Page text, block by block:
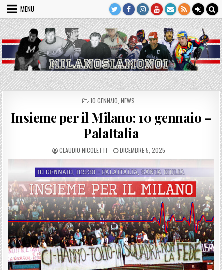
Skip
content
MENU
POSTED
10 GENNAIO NEWS
Insieme per il Milano: 10 gennaio –
PalaItalia
AUTHOR:
CLAUDIO NICOLETTI
PUBLISHED
DATE:
DICEMBRE 5, 2025